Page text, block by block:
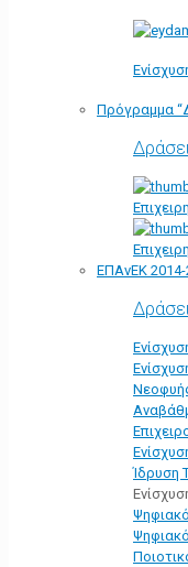
Πρόγραμμα
ΕΠΑνΕΚ 2014-
Ίδρυση